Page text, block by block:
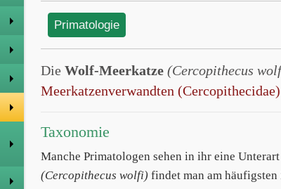
Primatologie
Die Wolf-Meerkatze (Cercopithecus
Meerkatzenverwandten (Cercopithecidae)
Taxonomie
Manche Primatologen sehen in ihr eine
(Cercopithecus wolfi) findet man am